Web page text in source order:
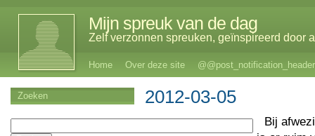
Mijn spreuk van de dag
Zelf verzonnen spreuken, geïnspireerd door
Home Over deze site @@post_notification_header
2012-03-05
Bij
Zoeken